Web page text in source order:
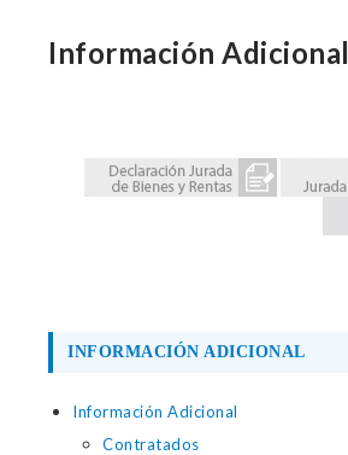
Información Adicional
INFORMACIÓN ADICIONAL
Información Adicional
Contratados